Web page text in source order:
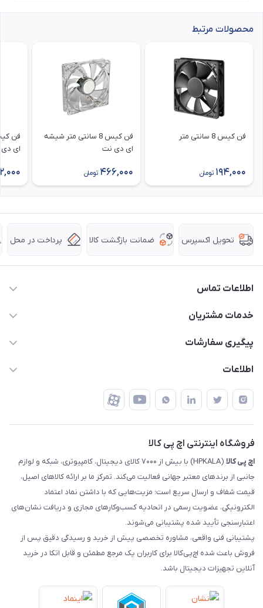
محصولات مرتبط
فن کیس 8 سانتی متر
194,000 تومان
فن کیس 8 سانتی متر شیشه
ای دی نت
466,000 تومان
ای
تحویل اکسپرس ضمانت بازگشت کالا پرداخت در محل
اطلاعات تماس
63 0000 43 - 021
تهران - طبقه سوم تجاری - پلاک 11014
خدمات مشتریان
قوانین و مقررات
ضمانت اصالت کالا
پیگیری سفارشات
رهگیری مرسولات پست
رهگیری مرسولات چاپار
رهگیری مرسولات ماهکس
اطلاعات
درباره ما
تماس با ما
فروشگاه اینترنتی اچ پی کالا
اچ‌ پی‌ کالا
(HPKALA) با بیش از ۷۰۰۰ کالای دیجیتال، کامپیوتری، شبکه و لوازم
جانبی از برندهای معتبر جهانی فعالیت می‌کند. تمرکز ما بر ارائه کالاهای اصیل،
قیمت شفاف و ارسال سریع است؛ مزیت‌هایی که با داشتن نماد اعتماد
الکترونیکی، عضویت رسمی در اتحادیه کسب‌وکارهای مجازی و دریافت نشان‌های
اعتبارسنجی تأیید شده پشتیبانی می‌شوند.
پشتیبانی فنی واقعی، مشاوره تخصصی پیش از خرید و رسیدگی دقیق پس از
فروش باعث شده اچ‌پی‌کالا برای کاربران یک مرجع مطمئن و قابل اتکا در خرید
آنلاین تجهیزات دیجیتال باشد.